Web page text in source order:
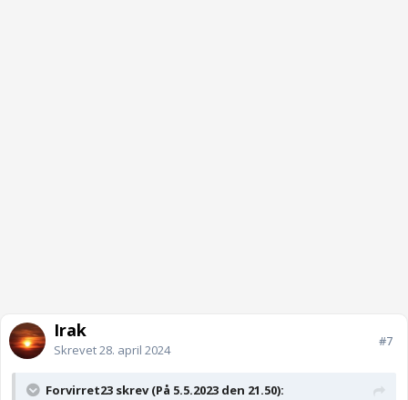
Irak
Skrevet28. april 2024
#7
Forvirret23 skrev (På 5.5.2023 den 21.50):